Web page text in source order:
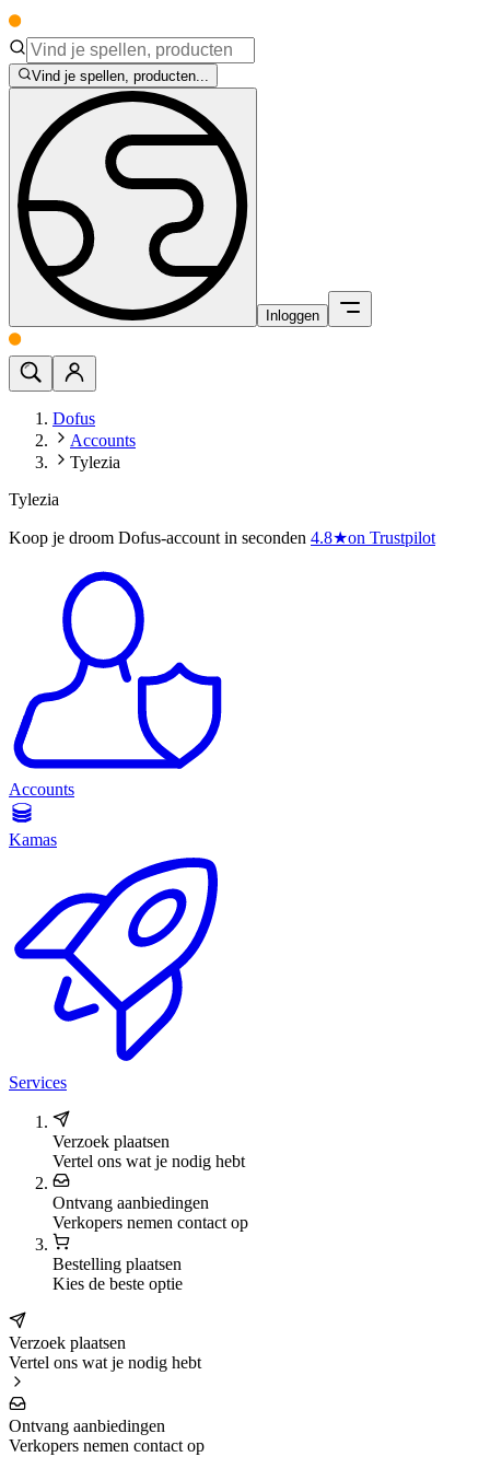
Vind je spellen, producten...
Inloggen
Dofus
Accounts
Tylezia
Tylezia
Koop je droom Dofus-account in seconden 4.8★on Trustpilot
Accounts
Kamas
Services
Verzoek plaatsen
Vertel ons wat je nodig hebt
Ontvang aanbiedingen
Verkopers nemen contact op
Bestelling plaatsen
Kies de beste optie
Verzoek plaatsen
Vertel ons wat je nodig hebt
Ontvang aanbiedingen
Verkopers nemen contact op